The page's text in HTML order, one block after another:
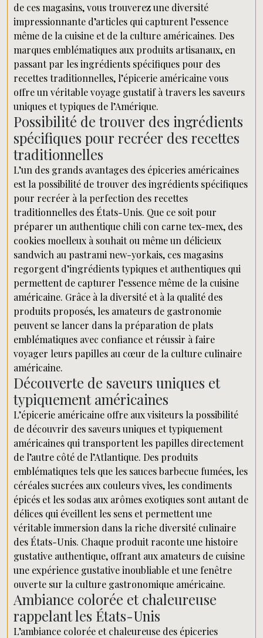
de ces magasins, vous trouverez une diversité
impressionnante d’articles qui capturent l’essence
même de la cuisine et de la culture américaines. Des
marques emblématiques aux produits artisanaux, en
passant par les ingrédients spécifiques pour des
recettes traditionnelles, l’épicerie américaine vous
offre un véritable voyage gustatif à travers les saveurs
uniques et typiques de l’Amérique.
Possibilité de trouver des ingrédients
spécifiques pour recréer des recettes
traditionnelles
L’un des grands avantages des épiceries américaines
est la possibilité de trouver des ingrédients spécifiques
pour recréer à la perfection des recettes
traditionnelles des États-Unis. Que ce soit pour
préparer un authentique chili con carne tex-mex, des
cookies moelleux à souhait ou même un délicieux
sandwich au pastrami new-yorkais, ces magasins
regorgent d’ingrédients typiques et authentiques qui
permettent de capturer l’essence même de la cuisine
américaine. Grâce à la diversité et à la qualité des
produits proposés, les amateurs de gastronomie
peuvent se lancer dans la préparation de plats
emblématiques avec confiance et réussir à faire
voyager leurs papilles au cœur de la culture culinaire
américaine.
Découverte de saveurs uniques et
typiquement américaines
L’épicerie américaine offre aux visiteurs la possibilité
de découvrir des saveurs uniques et typiquement
américaines qui transportent les papilles directement
de l’autre côté de l’Atlantique. Des produits
emblématiques tels que les sauces barbecue fumées, les
céréales sucrées aux couleurs vives, les condiments
épicés et les sodas aux arômes exotiques sont autant de
délices qui éveillent les sens et permettent une
véritable immersion dans la riche diversité culinaire
des États-Unis. Chaque produit raconte une histoire
gustative authentique, offrant aux amateurs de cuisine
une expérience gustative inoubliable et une fenêtre
ouverte sur la culture gastronomique américaine.
Ambiance colorée et chaleureuse
rappelant les États-Unis
L’ambiance colorée et chaleureuse des épiceries